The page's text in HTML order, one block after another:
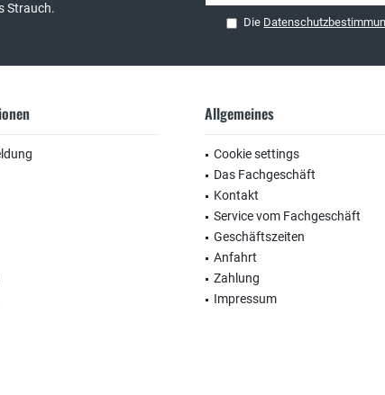
Strauch.
Die
Allgemeines
Cookie settings
Das Fachgeschäft
Kontakt
Service vom Fachgeschäft
Geschäftszeiten
Anfahrt
Zahlung
Impressum